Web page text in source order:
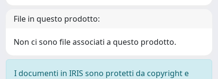
File in questo prodotto:
Non ci sono file associati a questo prodotto.
I documenti in IRIS sono protetti da copyright e